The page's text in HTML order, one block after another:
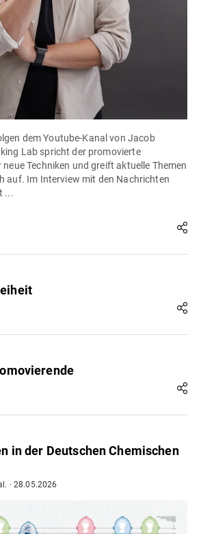
dem Youtube-Kanal von Jacob
Lab spricht der promovierte
Techniken und greift aktuelle Themen
auf. Im Interview mit den Nachrichten
...
in der Deutschen Chemischen
· 28.05.2026